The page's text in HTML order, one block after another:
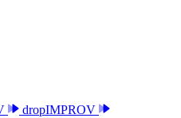
dropIMPROV